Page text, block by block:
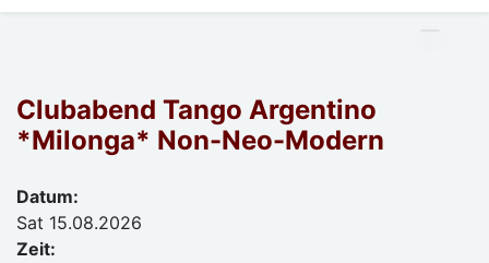
Clubabend Tango Argentino
*Milonga* Non-Neo-Modern
Datum:
Sat 15.08.2026
Zeit: